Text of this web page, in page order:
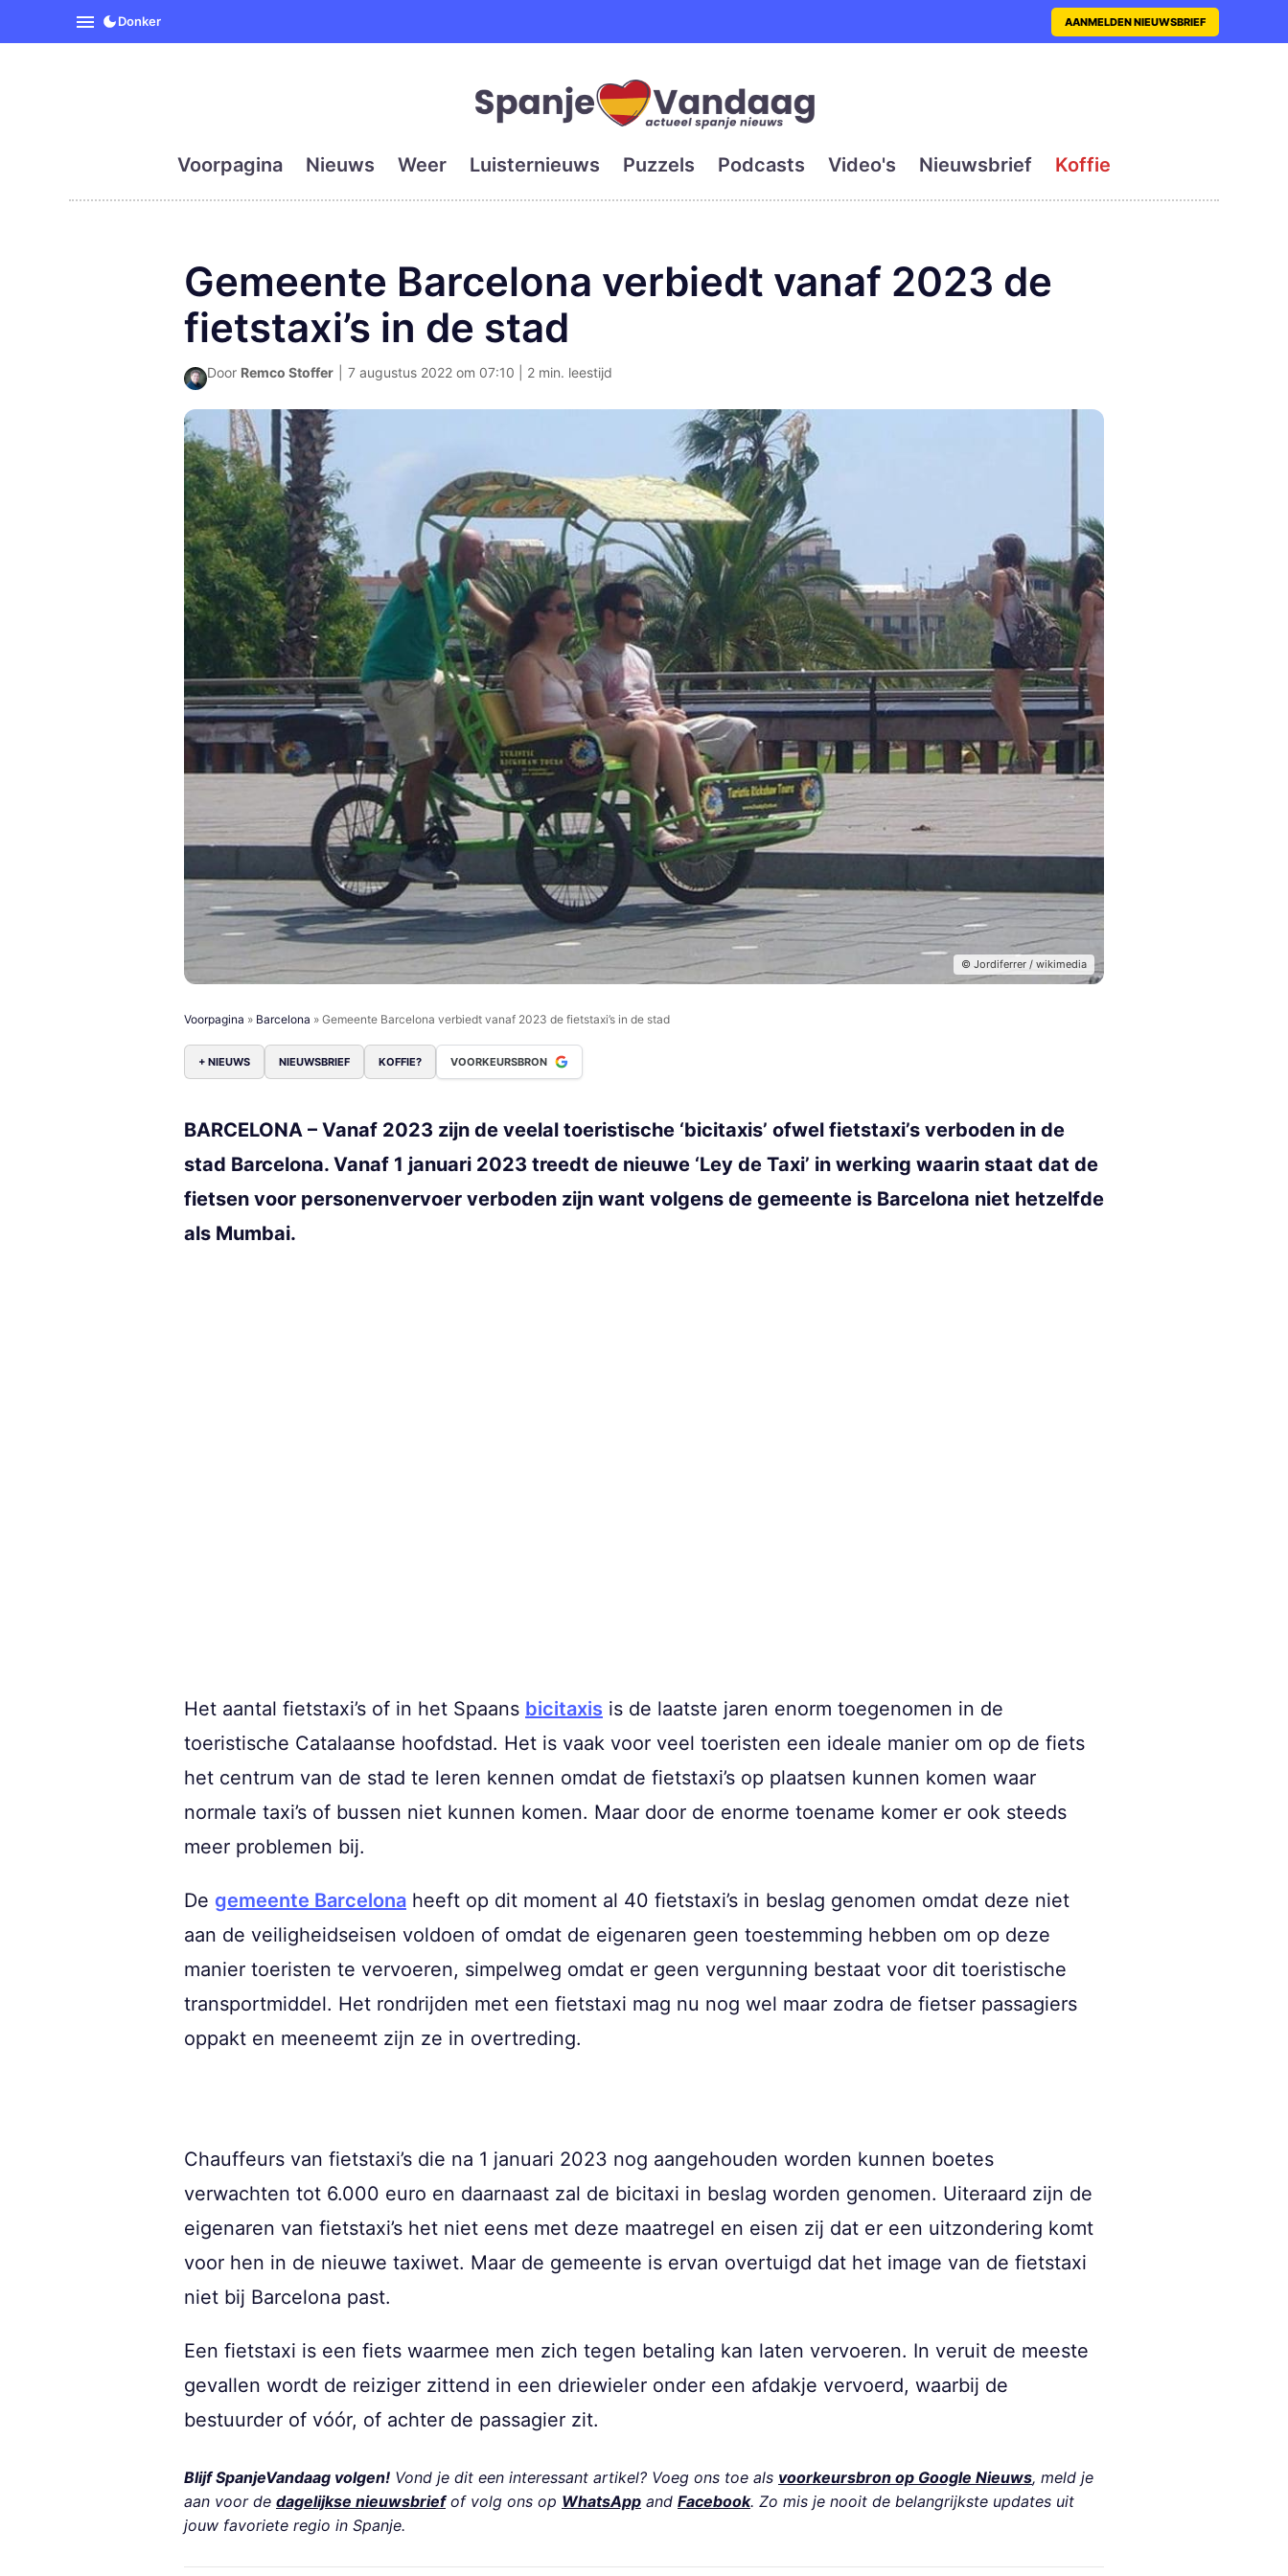
SpanjeVandaag is de eerste en grootste digitale krant met actueel en
Donker AANMELDEN NIEUWSBRIEF
Voorpagina Nieuws Weer Luisternieuws Puzzels Podcasts Video's Nieuwsbrief Koffie
Gemeente Barcelona verbiedt vanaf 2023 de
fietstaxi’s in de stad
Door Remco Stoffer 7 augustus 2022 om 07:10 | 2 min. leestijd
© Jordiferrer / wikimedia
Voorpagina » Barcelona » Gemeente Barcelona verbiedt vanaf 2023 de fietstaxi’s in de stad
+ NIEUWS NIEUWSBRIEF KOFFIE? VOORKEURSBRON
BARCELONA – Vanaf 2023 zijn de veelal toeristische ‘bicitaxis’ ofwel fietstaxi’s verboden in de
stad Barcelona. Vanaf 1 januari 2023 treedt de nieuwe ‘Ley de Taxi’ in werking waarin staat dat de
fietsen voor personenvervoer verboden zijn want volgens de gemeente is Barcelona niet hetzelfde
als Mumbai.
Het aantal fietstaxi’s of in het Spaans bicitaxis is de laatste jaren enorm toegenomen in de
toeristische Catalaanse hoofdstad. Het is vaak voor veel toeristen een ideale manier om op de fiets
het centrum van de stad te leren kennen omdat de fietstaxi’s op plaatsen kunnen komen waar
normale taxi’s of bussen niet kunnen komen. Maar door de enorme toename komer er ook steeds
meer problemen bij.
De gemeente Barcelona heeft op dit moment al 40 fietstaxi’s in beslag genomen omdat deze niet
aan de veiligheidseisen voldoen of omdat de eigenaren geen toestemming hebben om op deze
manier toeristen te vervoeren, simpelweg omdat er geen vergunning bestaat voor dit toeristische
transportmiddel. Het rondrijden met een fietstaxi mag nu nog wel maar zodra de fietser passagiers
oppakt en meeneemt zijn ze in overtreding.
Chauffeurs van fietstaxi’s die na 1 januari 2023 nog aangehouden worden kunnen boetes
verwachten tot 6.000 euro en daarnaast zal de bicitaxi in beslag worden genomen. Uiteraard zijn de
eigenaren van fietstaxi’s het niet eens met deze maatregel en eisen zij dat er een uitzondering komt
voor hen in de nieuwe taxiwet. Maar de gemeente is ervan overtuigd dat het image van de fietstaxi
niet bij Barcelona past.
Een fietstaxi is een fiets waarmee men zich tegen betaling kan laten vervoeren. In veruit de meeste
gevallen wordt de reiziger zittend in een driewieler onder een afdakje vervoerd, waarbij de
bestuurder of vóór, of achter de passagier zit.
Blijf SpanjeVandaag volgen! Vond je dit een interessant artikel? Voeg ons toe als voorkeursbron op Google Nieuws, meld je
aan voor de dagelijkse nieuwsbriefof volg ons op WhatsApp and Facebook. Zo mis je nooit de belangrijkste updates uit
jouw favoriete regio in Spanje.